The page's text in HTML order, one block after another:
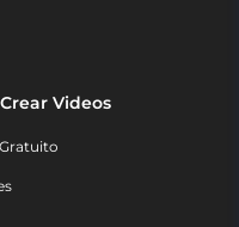
Videos